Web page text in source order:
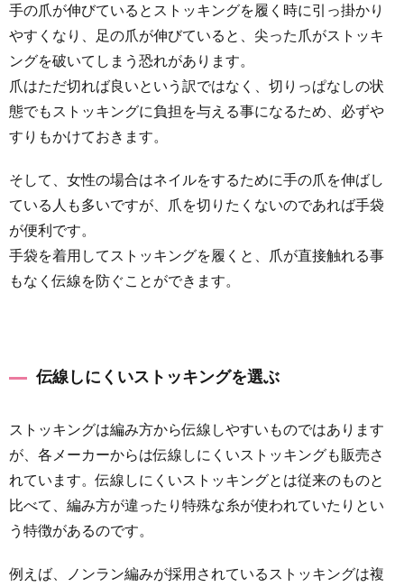
手の爪が伸びているとストッキングを履く時に引っ掛かり
やすくなり、足の爪が伸びていると、尖った爪がストッキ
ングを破いてしまう恐れがあります。
爪はただ切れば良いという訳ではなく、切りっぱなしの状
態でもストッキングに負担を与える事になるため、必ずや
すりもかけておきます。
そして、女性の場合はネイルをするために手の爪を伸ばし
ている人も多いですが、爪を切りたくないのであれば手袋
が便利です。
手袋を着用してストッキングを履くと、爪が直接触れる事
もなく伝線を防ぐことができます。
伝線しにくいストッキングを選ぶ
ストッキングは編み方から伝線しやすいものではあります
が、各メーカーからは伝線しにくいストッキングも販売さ
れています。伝線しにくいストッキングとは従来のものと
比べて、編み方が違ったり特殊な糸が使われていたりとい
う特徴があるのです。
例えば、ノンラン編みが採用されているストッキングは複